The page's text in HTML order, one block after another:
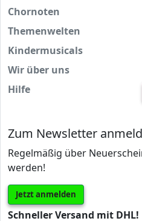
Chornoten
Themenwelten
Kindermusicals
Wir über uns
Hilfe
Zum Newsletter
Regelmäßig über
werden!
Jetzt anmelden
Schneller Versand mit DHL!